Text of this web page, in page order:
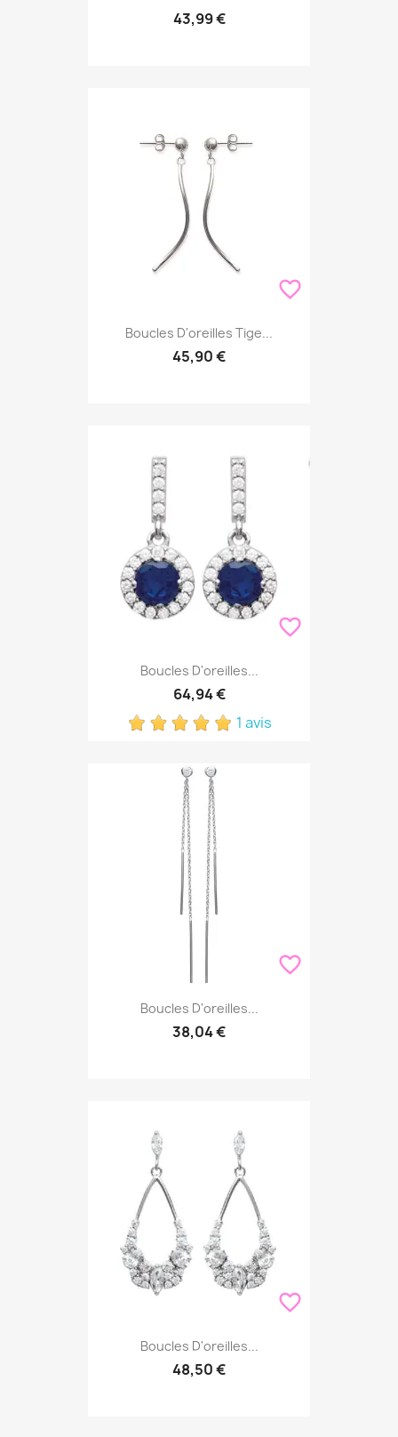
43,99 €
favorite_border
Boucles D'oreilles Tige...
45,90 €
favorite_border
Boucles D'oreilles...
64,94 €
1 avis
favorite_border
Boucles D'oreilles...
38,04 €
favorite_border
Boucles D'oreilles...
48,50 €